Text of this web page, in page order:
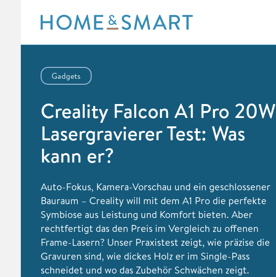
content
Gadgets
Creality Falcon A1 Pro 20W
Lasergravierer Test: Was
kann er?
Auto-Fokus, Kamera-Vorschau und ein geschlossener
Bauraum – Creality will mit dem A1 Pro die perfekte
Symbiose aus Leistung und Komfort bieten. Aber
rechtfertigt das den Preis im Vergleich zu offenen
Frame-Lasern? Unser Praxistest zeigt, wie präzise die
Gravuren sind, wie dickes Holz er im Single-Pass
schneidet und wo das Zubehör Schwächen zeigt.